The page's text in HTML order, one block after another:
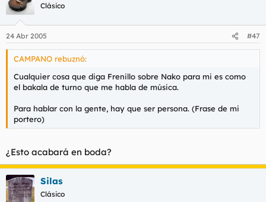
Clásico
24 Abr 2005 #47
CAMPANO rebuznó:
Cualquier cosa que diga Frenillo sobre Nako para mi es como
el bakala de turno que me habla de música.
Para hablar con la gente, hay que ser persona. (Frase de mi
portero)
¿Esto acabará en boda?
Silas
Clásico